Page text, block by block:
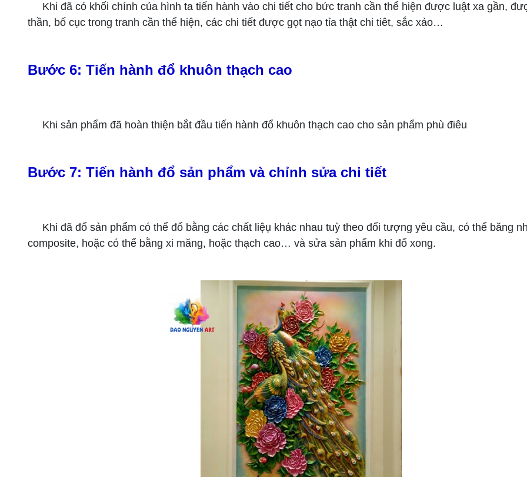
Khi đã có khối chính của hình ta tiến hành vào chi tiết cho bức tranh cần thể hiện được luật xa gần,
thần, bố cục trong tranh cần thể hiện, các chi tiết được gọt nạo tỉa thật chi tiêt, sắc xảo…
Bước 6: Tiến hành đổ khuôn thạch cao
Khi sản phẩm đã hoàn thiện bắt đầu tiến hành đổ khuôn thạch cao cho sản phẩm phù điêu
Bước 7: Tiến hành đổ sản phẩm và chỉnh sửa chi tiết
Khi đã đổ sản phẩm có thể đổ bằng các chất liệụ khác nhau tuỳ theo đối tượng yêu cầu, có thể băng
composite, hoặc có thể bằng xi măng, hoặc thạch cao… và sửa sản phẩm khi đổ xong.